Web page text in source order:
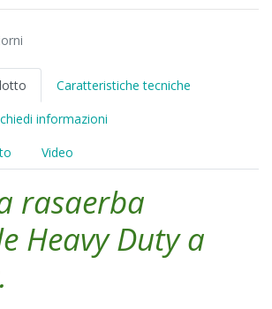
Caratteristiche tecniche
informazioni
Video
rasaerba
Heavy Duty a